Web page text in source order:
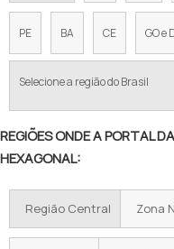
TELA DE ARAME GALVANIZADO
VALOR DE TELA DE ALAMBRADO
ALAMBRADO PREÇO M2
TELA GALVANIZADA PREÇO POR
PE BA CE GO e
Selecione a região do Brasil
REGIÕES ONDE A PORTAL
HEXAGONAL:
Região Central Zona